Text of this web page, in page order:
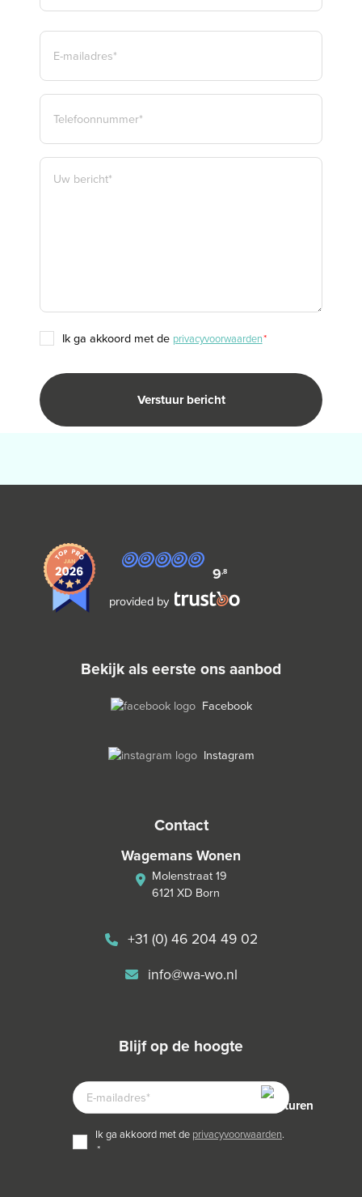
E-
MAILADRES
TELEFOON
BERICHT
TOESTEMMING
ik ga akkoord met de privacyvoorwaarden*
9,8
provided by
bekijk als eerste ons aanbod
Facebook
Instagram
contact
Wagemans Wonen
Molenstraat 19
6121 XD Born
+31 (0) 46 204 49 02
info@wa-wo.nl
blijf op de hoogte
E-
MAILADRES
TOESTEMMING
*
ik ga akkoord met de privacyvoorwaarden.
*